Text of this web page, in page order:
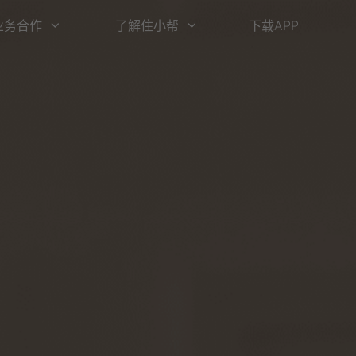
务合作 了解住小帮 下载APP